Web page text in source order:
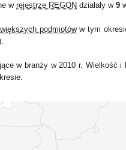
wrejestrze REGON działały w 9
podmiotóww tym
w branży w 2010 r. Wielkość